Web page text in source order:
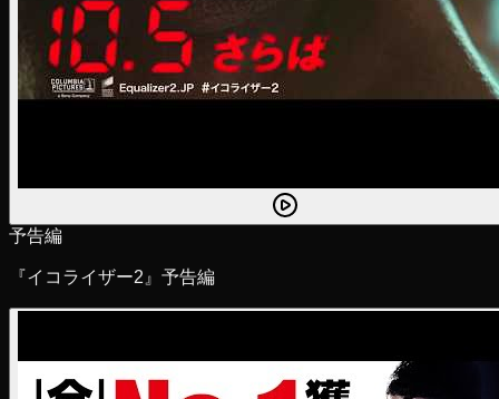
予告編
『イコライザー2』予告編